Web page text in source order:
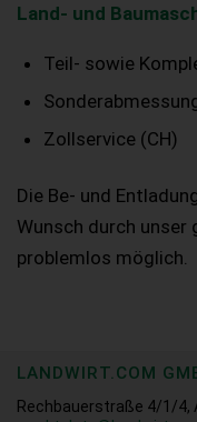
Land- und
Teil- sowie
Zollservice (CH)
Die Be- und
Wunsch durch unser
problemlos möglich.
LANDWIRT.COM
Rechbauerstraße 4/1/4,